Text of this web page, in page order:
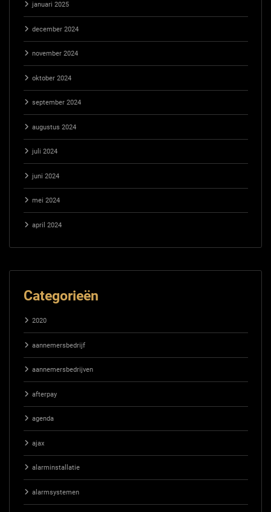
januari 2025
december 2024
november 2024
oktober 2024
september 2024
augustus 2024
juli 2024
juni 2024
mei 2024
april 2024
Categorieën
2020
aannemersbedrijf
aannemersbedrijven
afterpay
agenda
ajax
alarminstallatie
alarmsystemen